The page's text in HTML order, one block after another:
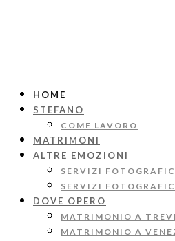
HOME
STEFANO
COME LAVORO
MATRIMONI
ALTRE EMOZIONI
SERVIZI
SERVIZI
DOVE OPERO
MATRIMONIO A
MATRIMONIO A